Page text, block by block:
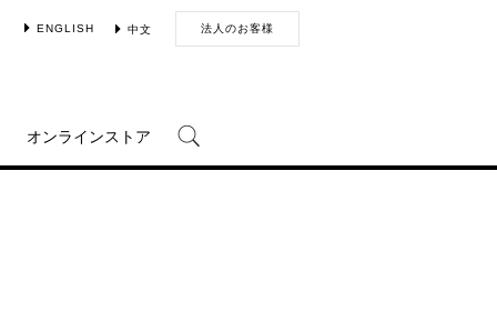
ENGLISH 中文 法人のお客様
オンラインストア